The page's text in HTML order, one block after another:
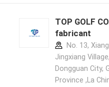
TOP GOLF
fabricant
No. 13,
Jingxiang
Dongguan City,
Province ,La